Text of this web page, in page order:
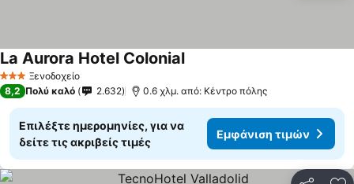
3 ΑστέριαΞενοδοχείο
La Aurora Hotel Colonial
8,2 Πολύ καλό 2.632 0.6 χλμ. από: Κέντρο πόλης
Επιλέξτε ημερομηνίες, για να
δείτε τις ακριβείς τιμές
Εμφάνιση τιμών